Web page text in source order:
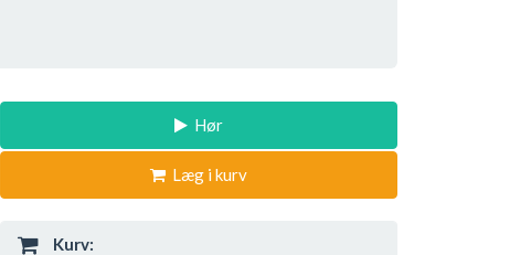
Hør
Læg i kurv
Kurv: